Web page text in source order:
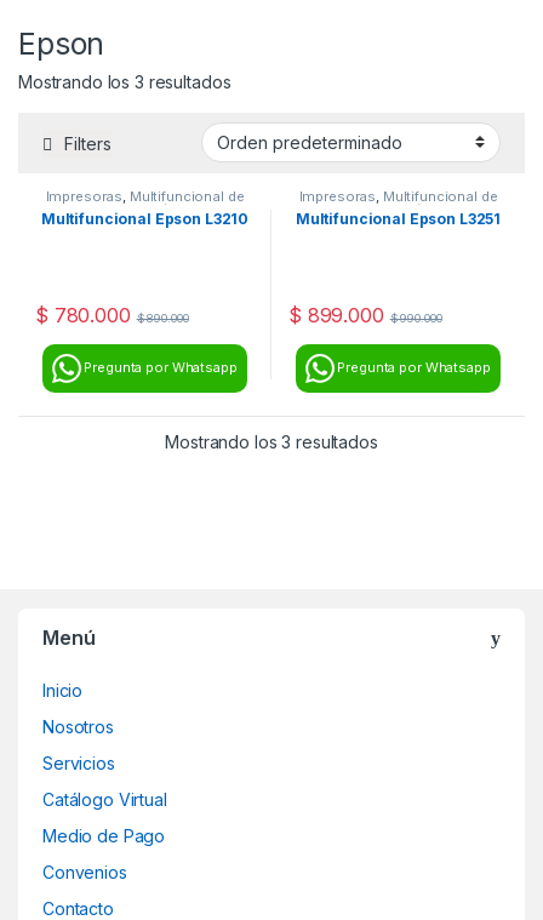
Epson
Mostrando los 3 resultados
Filters
Impresoras, Multifuncional de
inyección
Multifuncional Epson L3210
$ 780.000 $890.000
Pregunta por Whatsapp
Impresoras, Multifuncional de
inyección
Multifuncional Epson L3251
$ 899.000 $990.000
Pregunta por Whatsapp
Mostrando los 3 resultados
Menú
Inicio
Nosotros
Servicios
Catálogo Virtual
Medio de Pago
Convenios
Contacto